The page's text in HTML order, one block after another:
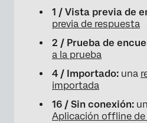
1 / Vista previa de
previa de respuesta
2 / Prueba de
a la prueba
4 / Importado: una
importada
16 / Sin conexión:
Aplicación offline